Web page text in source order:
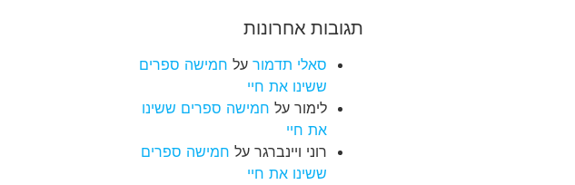
תגובות אחרונות
סאלי תדמור על חמישה ספרים
ששינו את חיי
לימור על חמישה ספרים ששינו
את חיי
רוני ויינברגר על חמישה ספרים
ששינו את חיי